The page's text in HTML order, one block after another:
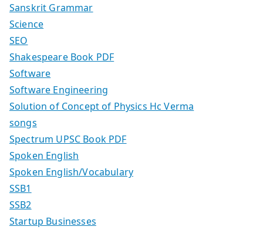
Sanskrit Grammar
Science
SEO
Shakespeare Book PDF
Software
Software Engineering
Solution of Concept of Physics Hc Verma
songs
Spectrum UPSC Book PDF
Spoken English
Spoken English/Vocabulary
SSB1
SSB2
Startup Businesses